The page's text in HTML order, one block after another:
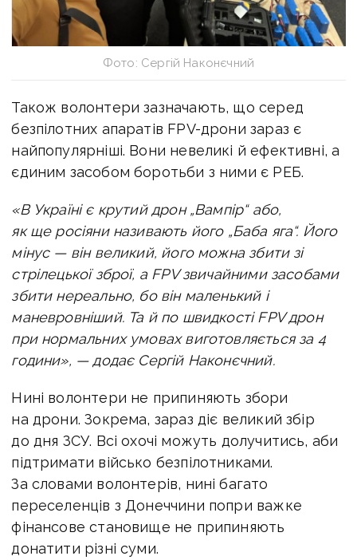
Фото: Сергій Наконєчний
Також волонтери зазначають, що серед
безпілотних апаратів FPV-дрони зараз є
найпопулярніші. Вони невеликі й ефективні, а
єдиним засобом боротьби з ними є РЕБ.
«В Україні є крутий дрон „Вампір“ або,
як ще росіяни називають його „Баба яга“. Його
мінус — він великий, його можна збити зі
стрілецької зброї, а FPV звичайними засобами
збити нереально, бо він маленький і
маневровніший. Та й по швидкості FPV дрон
при нормальних умовах виготовляється за 4
години», — додає Сергій Наконєчний.
Нині волонтери не припиняють збори
на дрони. Зокрема, зараз діє великий збір
до дня ЗСУ. Всі охочі можуть долучитись, аби
підтримати військо безпілотниками.
За словами волонтерів, нині багато
переселенців з Донеччини попри важке
фінансове становище не припиняють
донатити різні суми.